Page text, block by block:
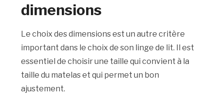
dimensions
Le choix des dimensions est un autre critère
important dans le choix de son linge de lit. Il est
essentiel de choisir une taille qui convient à la
taille du matelas et qui permet un bon
ajustement.